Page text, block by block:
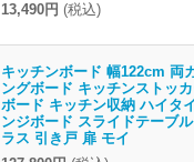
13,490円 (税込)
キッチンボード 幅122cm 両
ングボード キッチンストッ
ボード キッチン収納 ハイタ
ンジボード スライドテーブ
ラス 引き戸 扉 モイ